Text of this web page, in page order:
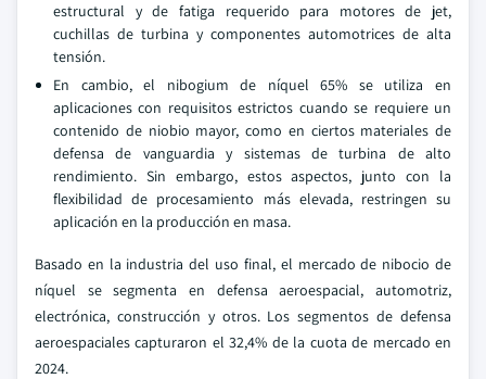
estructural y de fatiga requerido para motores de jet,
cuchillas de turbina y componentes automotrices de alta
tensión.
En cambio, el nibogium de níquel 65% se utiliza en
aplicaciones con requisitos estrictos cuando se requiere un
contenido de niobio mayor, como en ciertos materiales de
defensa de vanguardia y sistemas de turbina de alto
rendimiento. Sin embargo, estos aspectos, junto con la
flexibilidad de procesamiento más elevada, restringen su
aplicación en la producción en masa.
Basado en la industria del uso final, el mercado de nibocio de
níquel se segmenta en defensa aeroespacial, automotriz,
electrónica, construcción y otros. Los segmentos de defensa
aeroespaciales capturaron el 32,4% de la cuota de mercado en
2024.